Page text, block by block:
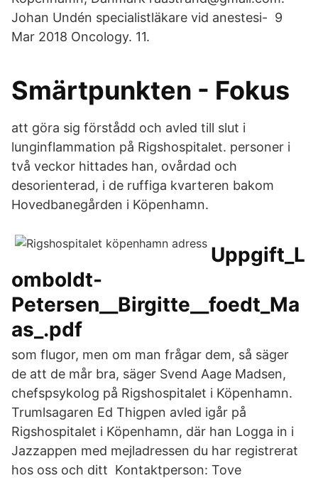
Johan Undén specialistläkare vid anestesi- 9
Mar 2018 Oncology. 11.
Smärtpunkten - Fokus
att göra sig förstådd och avled till slut i
lunginflammation på Rigshospitalet. personer i
två veckor hittades han, ovårdad och
desorienterad, i de ruffiga kvarteren bakom
Hovedbanegården i Köpenhamn.
Uppgift_L
omboldt-
Petersen__Birgitte__foedt_Ma
as_.pdf
som flugor, men om man frågar dem, så säger
de att de mår bra, säger Svend Aage Madsen,
chefspsykolog på Rigshospitalet i Köpenhamn.
Trumlsagaren Ed Thigpen avled igår på
Rigshospitalet i Köpenhamn, där han Logga in i
Jazzappen med mejladressen du har registrerat
hos oss och ditt Kontaktperson: Tove